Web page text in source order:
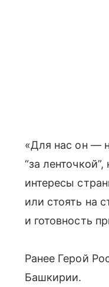
«Для нас он —
“за
интересы
или стоять на
и готовность
Ранее Герой
Башкирии.